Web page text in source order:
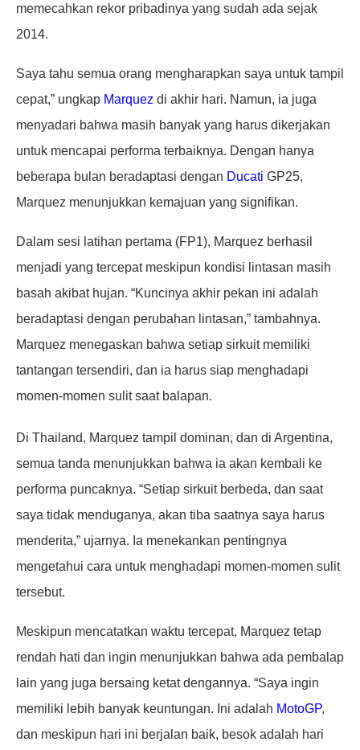
memecahkan rekor pribadinya yang sudah ada sejak
2014.
Saya tahu semua orang mengharapkan saya untuk tampil
cepat,” ungkap Marquez di akhir hari. Namun, ia juga
menyadari bahwa masih banyak yang harus dikerjakan
untuk mencapai performa terbaiknya. Dengan hanya
beberapa bulan beradaptasi dengan Ducati GP25,
Marquez menunjukkan kemajuan yang signifikan.
Dalam sesi latihan pertama (FP1), Marquez berhasil
menjadi yang tercepat meskipun kondisi lintasan masih
basah akibat hujan. “Kuncinya akhir pekan ini adalah
beradaptasi dengan perubahan lintasan,” tambahnya.
Marquez menegaskan bahwa setiap sirkuit memiliki
tantangan tersendiri, dan ia harus siap menghadapi
momen-momen sulit saat balapan.
Di Thailand, Marquez tampil dominan, dan di Argentina,
semua tanda menunjukkan bahwa ia akan kembali ke
performa puncaknya. “Setiap sirkuit berbeda, dan saat
saya tidak menduganya, akan tiba saatnya saya harus
menderita,” ujarnya. Ia menekankan pentingnya
mengetahui cara untuk menghadapi momen-momen sulit
tersebut.
Meskipun mencatatkan waktu tercepat, Marquez tetap
rendah hati dan ingin menunjukkan bahwa ada pembalap
lain yang juga bersaing ketat dengannya. “Saya ingin
memiliki lebih banyak keuntungan. Ini adalah MotoGP,
dan meskipun hari ini berjalan baik, besok adalah hari